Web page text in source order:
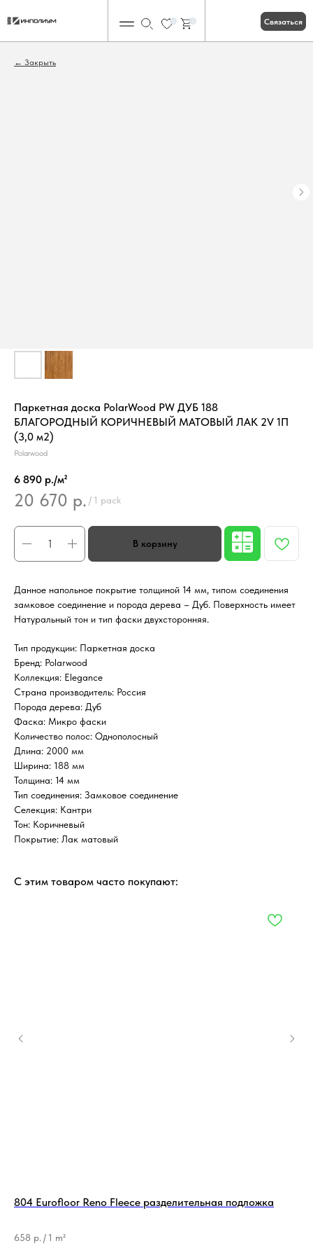
Связаться
Закрыть
Паркетная доска PolarWood PW ДУБ 188
БЛАГОРОДНЫЙ КОРИЧНЕВЫЙ МАТОВЫЙ ЛАК 2V 1П
(3,0 м2)
Polarwood
6 890 р./м²
20 670 р. / 1 pack
Данное напольное покрытие толщиной 14 мм, типом соединения
замковое соединение и порода дерева – Дуб. Поверхность имеет
Натуральный тон и тип фаски двухсторонняя.
Тип продукции: Паркетная доска
Бренд: Polarwood
Коллекция: Elegance
Страна производитель: Россия
Порода дерева: Дуб
Фаска: Микро фаски
Количество полос: Однополосный
Длина: 2000 мм
Ширина: 188 мм
Толщина: 14 мм
Тип соединения: Замковое соединение
Селекция: Кантри
Тон: Коричневый
Покрытие: Лак матовый
С этим товаром часто покупают:
804 Eurofloor Reno Fleece разделительная подложка
658 р. / 1 m²